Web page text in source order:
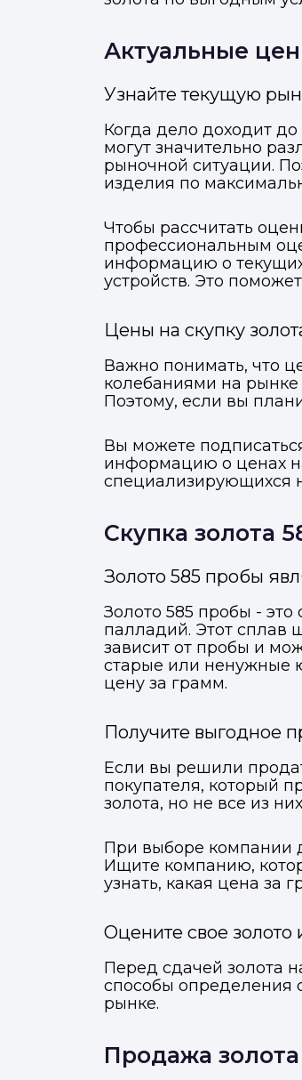
Актуальные
Узнайте текущую
Когда дело доходит
могут значительно
рыночной ситуации.
изделия по
Чтобы рассчитать
профессиональным
информацию о
устройств. Это
Цены на скупку
Важно понимать, что
колебаниями на
Поэтому, если вы
Вы можете
информацию о ценах
специализирующихся
Скупка золота
Золото 585 пробы
Золото 585 пробы -
палладий. Этот сплав
зависит от пробы и
старые или ненужные
цену за грамм.
Получите выгодное
Если вы решили
покупателя, который
золота, но не все из
При выборе компании
Ищите компанию,
узнать, какая цена за
Оцените свое золото
Перед сдачей золота
способы определения
рынке.
Продажа